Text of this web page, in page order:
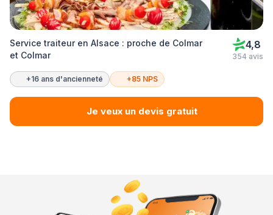
Service traiteur en Alsace : proche de Colmar
et Colmar
4,8
354 avis
+16 ans d'ancienneté +85 NPS
Je veux un devis gratuit